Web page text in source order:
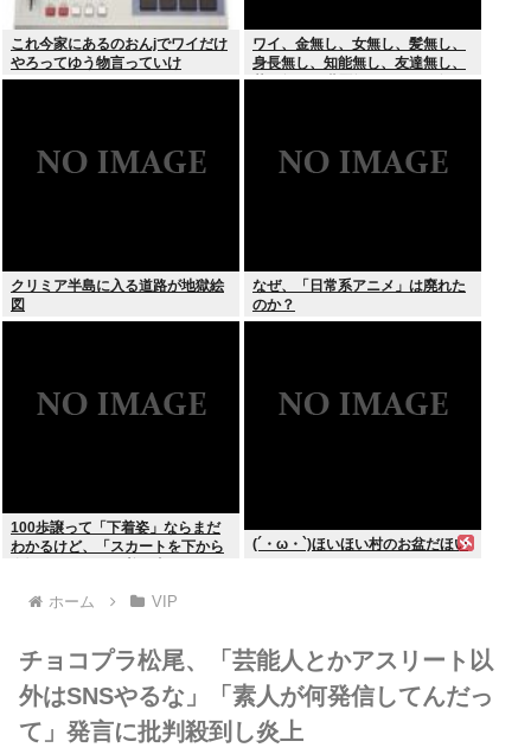
これ今家にあるのおんjでワイだけ
やろってゆう物言っていけ
ワイ、金無し、女無し、髪無し、
身長無し、知能無し、友達無し、
若さ無し、職歴無し、やる気無し
クリミア半島に入る道路が地獄絵
図
なぜ、「日常系アニメ」は廃れた
のか？
100歩譲って「下着姿」ならまだ
わかるけど、「スカートを下から
(´・ω・`)ほいほい村のお盆だほい
ホーム VIP
チョコプラ松尾、「芸能人とかアスリート以
外はSNSやるな」「素人が何発信してんだっ
て」発言に批判殺到し炎上